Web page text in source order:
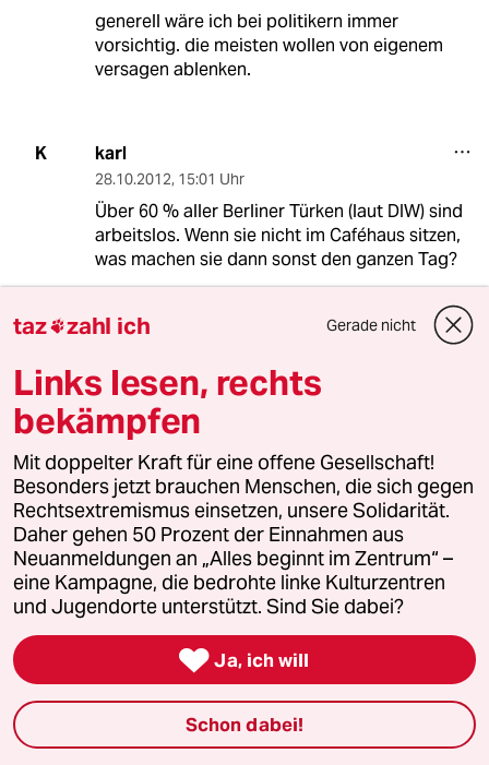
generell wäre ich bei politikern immer
vorsichtig. die meisten wollen von eigenem
versagen ablenken.
K karl
28.10.2012, 15:01 Uhr
Über 60 % aller Berliner Türken (laut DIW) sind
arbeitslos. Wenn sie nicht im Caféhaus sitzen,
was machen sie dann sonst den ganzen Tag?
Hausaufgabenhilfe für Kleinen wird es wohl
H Herrmann
28.10.2012,12:21 Uhr
Die paar Männeken, die in der Ini aktiv sind,
repräsentieren den Rest der Einwohner von
Neukölln nicht.
JM
10:32 Uhr
"Die meisten TeilnehmerInnen am Projekt Juma
hätten das Abitur mit der Note 1,0 bis 1,2
abgeschlossen"
taz zahl ich Gerade nicht
Links lesen, rechts
bekämpfen
Mit doppelter Kraft für eine offene Gesellschaft!
Besonders jetzt brauchen Menschen, die sich gegen
Rechtsextremismus einsetzen, unsere Solidarität.
Daher gehen 50 Prozent der Einnahmen aus
Neuanmeldungen an „Alles beginnt im Zentrum“ –
eine Kampagne, die bedrohte linke Kulturzentren
und Jugendorte unterstützt. Sind Sie dabei?
 Ja, ich will
Schon dabei!